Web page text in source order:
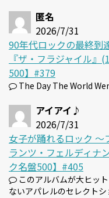
匿名
2026/7/31
90年代ロックの最終到
『ザ・フラジャイル
500】#379
The Day The World
アイアイ♪
2026/7/31
女子が踊れるロック 〜
ランツ・フェルディナ
ク名盤500】#405
このアルバムが大ヒッ
ないアパレルのセレクト